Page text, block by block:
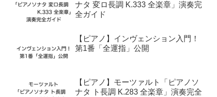
ナタ 変ロ長調 K.333 全楽章」演奏完
全ガイド
【ピアノ】インヴェンション入門！
第1番「全運指」公開
【ピアノ】モーツァルト「ピアノソ
ナタ ト長調 K.283 全楽章」演奏完全